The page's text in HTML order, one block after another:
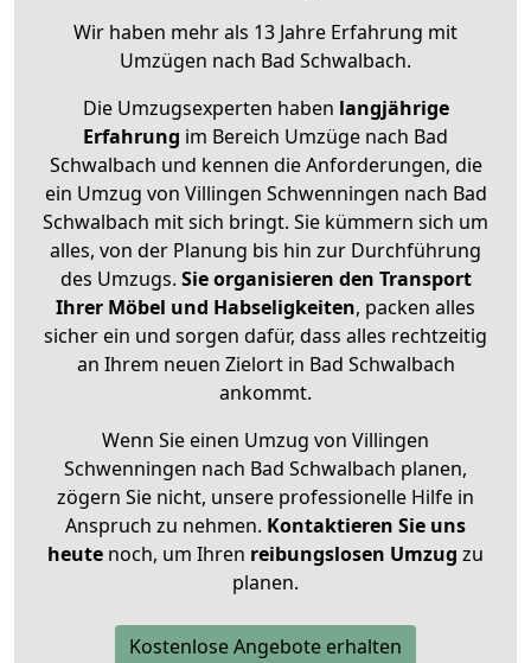
Wir haben mehr als 13 Jahre Erfahrung mit
Umzügen nach Bad Schwalbach.
Die Umzugsexperten haben langjährige
Erfahrung im Bereich Umzüge nach Bad
Schwalbach und kennen die Anforderungen, die
ein Umzug von Villingen Schwenningen nach Bad
Schwalbach mit sich bringt. Sie kümmern sich um
alles, von der Planung bis hin zur Durchführung
des Umzugs. Sie organisieren den Transport
Ihrer Möbel und Habseligkeiten, packen alles
sicher ein und sorgen dafür, dass alles rechtzeitig
an Ihrem neuen Zielort in Bad Schwalbach
ankommt.
Wenn Sie einen Umzug von Villingen
Schwenningen nach Bad Schwalbach planen,
zögern Sie nicht, unsere professionelle Hilfe in
Anspruch zu nehmen. Kontaktieren Sie uns
heute noch, um Ihren reibungslosen Umzug zu
planen.
Kostenlose Angebote erhalten